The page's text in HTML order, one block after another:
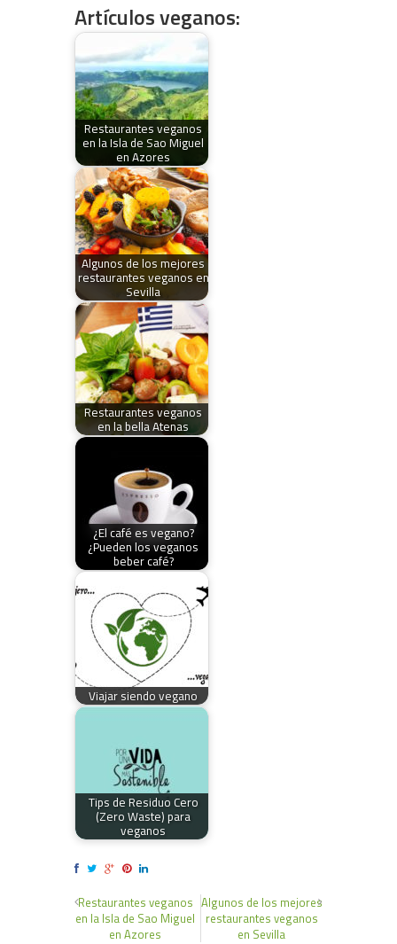
Artículos veganos:
Restaurantes veganos
en la Isla de Sao Miguel
en Azores
Algunos de los mejores
restaurantes veganos en
Sevilla
Restaurantes veganos
en la bella Atenas
¿El café es vegano?
¿Pueden los veganos
beber café?
Viajar siendo vegano
Tips de Residuo Cero
(Zero Waste) para
veganos
Restaurantes veganos
en la Isla de Sao Miguel
en Azores
Algunos de los mejores
restaurantes veganos
en Sevilla